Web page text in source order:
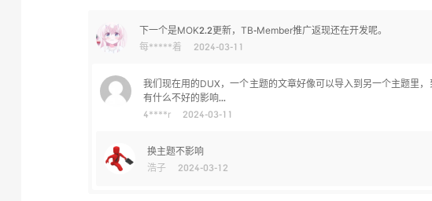
下一个是MOK2.2更新，TB-Member推广返现还在开发呢。
每*****着
2024-03-11
我们现在用的DUX，一个主题的文章好像可以导入到另一个主题里
有什么不好的影响...
4****r
2024-03-11
换主题不影响
浩子
2024-03-12